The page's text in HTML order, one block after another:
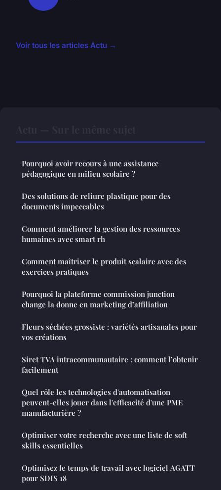
Voir tous les articles Actu →
Pourquoi avoir recours à une assistance
pédagogique en milieu scolaire ?
Des solutions de reliure plastique pour des
documents impeccables
Comment améliorer la gestion des ressources
humaines avec smart rh
Comment maîtriser le produit scalaire avec des
exercices pratiques
Pourquoi la plateforme commission junction
change la donne en marketing d’affiliation
Fleurs séchées grossiste : variétés artisanales pour
vos créations
Siret TVA intracommunautaire : comment l’obtenir
facilement
Quel rôle les technologies d'automatisation
peuvent-elles jouer dans l'efficacité d'une PME
manufacturière ?
Optimiser votre recherche avec une liste de soft
skills essentielles
Optimisez le temps de travail avec logiciel AGATT
pour SDIS 18